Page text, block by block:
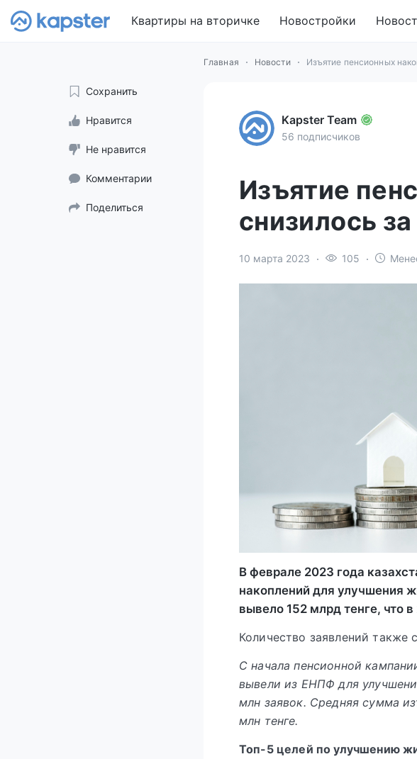
Квартиры на вторичке Новостройки
Главная Новости Изъятие пенсионных
Сохранить
Нравится
Не нравится
Комментарии
Поделиться
Kapster Team
56 подписчиков
Изъятие
снизилось
10 марта 2023 105
В феврале 2023 года
накоплений для улучшения
вывело 152 млрд тенге, что
Количество заявлений также
С начала пенсионной
вывели из ЕНПФ для
млн заявок. Средняя сумма
млн тенге.
Топ-5 целей по улучшению